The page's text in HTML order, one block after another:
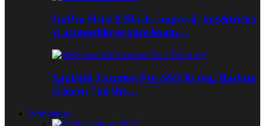
GoPro Hero 8 Black: impresii, tips&tricks
și accesoriile pe care le-am…
SanDisk Extreme Pro SSD în test. Backup
și lucru ”on the…
Workshops